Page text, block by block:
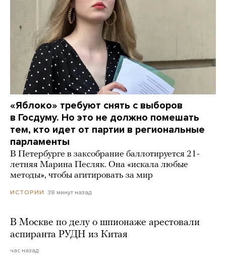
«Яблоко» требуют снять с выборов
в Госдуму. Но это не должно помешать
тем, кто идет от партии в региональные
парламенты
В Петербурге в заксобрание баллотируется 21-
летняя Марина Песляк. Она «искала любые
методы», чтобы агитировать за мир
ИСТОРИИ 38 минут назад
В Москве по делу о шпионаже арестовали
аспиранта РУДН из Китая
час назад